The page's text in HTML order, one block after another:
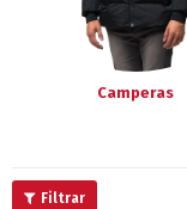
Camperas